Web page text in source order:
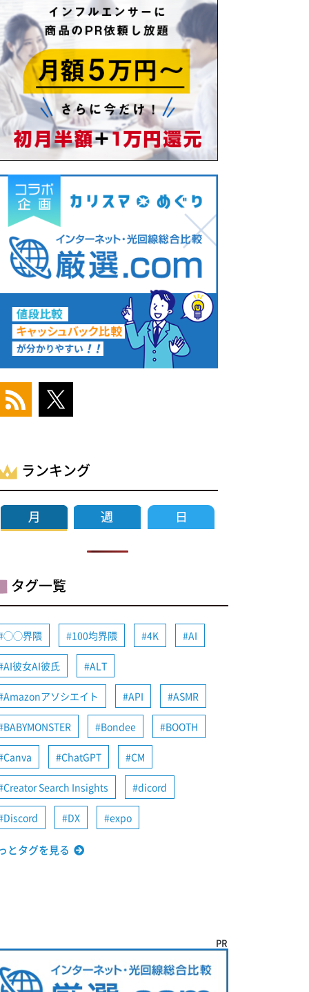
ランキング
タグ一覧
◯◯界隈 100均界隈 4K AI
AI彼女AI彼氏 ALT
Amazonアソシエイト API ASMR
BABYMONSTER Bondee BOOTH
Canva ChatGPT CM
Creator Search Insights dicord
Discord DX expo
とタグを見る
PR